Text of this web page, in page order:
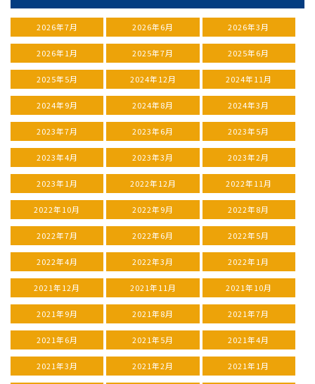
2026年7月 2026年6月 2026年3月
2026年1月 2025年7月 2025年6月
2025年5月 2024年12月 2024年11月
2024年9月 2024年8月 2024年3月
2023年7月 2023年6月 2023年5月
2023年4月 2023年3月 2023年2月
2023年1月 2022年12月 2022年11月
2022年10月 2022年9月 2022年8月
2022年7月 2022年6月 2022年5月
2022年4月 2022年3月 2022年1月
2021年12月 2021年11月 2021年10月
2021年9月 2021年8月 2021年7月
2021年6月 2021年5月 2021年4月
2021年3月 2021年2月 2021年1月